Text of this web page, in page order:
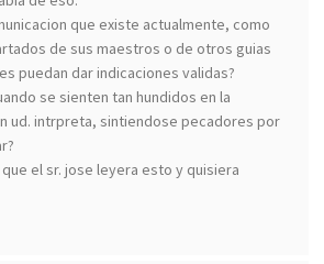
que existe actualmente, como
de sus maestros o de otros guias
puedan dar indicaciones validas?
se sienten tan hundidos en la
ud. intrpreta, sintiendose pecadores por
el sr. jose leyera esto y quisiera